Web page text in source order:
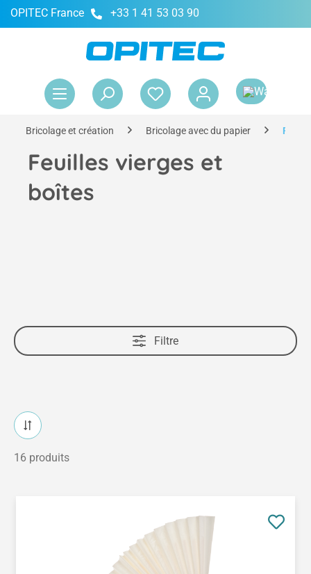
principal
OPITEC France +33 1 41 53 03 90
Bricolage et création Bricolage avec du papier
Feuilles vierges et
boîtes
Filtre
16 produits